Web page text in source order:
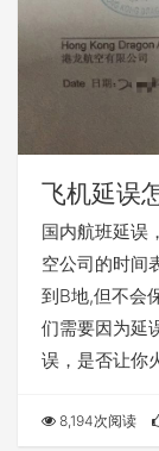
飞机延误
国内航班延误
空公司的时间
到B地,但不会
们需要因为延
误，是否让你
8,194次阅读